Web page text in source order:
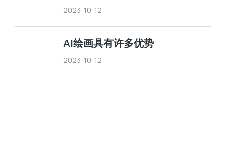
2023-10-12
AI绘画具有许多优势
2023-10-12